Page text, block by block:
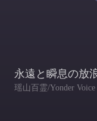
永遠と瞬息の放
瑶山百霊/Yonder Voice